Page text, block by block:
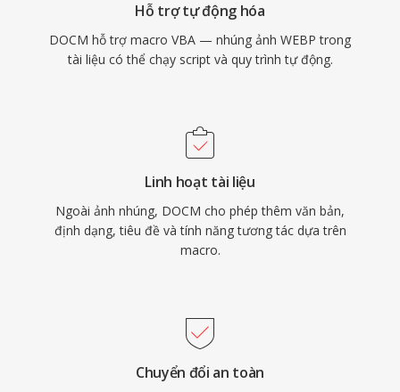
Hỗ trợ tự động hóa
DOCM hỗ trợ macro VBA — nhúng ảnh WEBP trong
tài liệu có thể chạy script và quy trình tự động.
Linh hoạt tài liệu
Ngoài ảnh nhúng, DOCM cho phép thêm văn bản,
định dạng, tiêu đề và tính năng tương tác dựa trên
macro.
Chuyển đổi an toàn